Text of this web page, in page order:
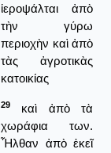
ἱεροψάλται ἀπὸ
τὴν γύρω
περιοχὴν καὶ ἀπὸ
τὰς ἀγροτικὰς
κατοικίας
29
καὶ ἀπὸ τὰ
χωράφια των.
Ἦλθαν ἀπὸ ἐκεῖ